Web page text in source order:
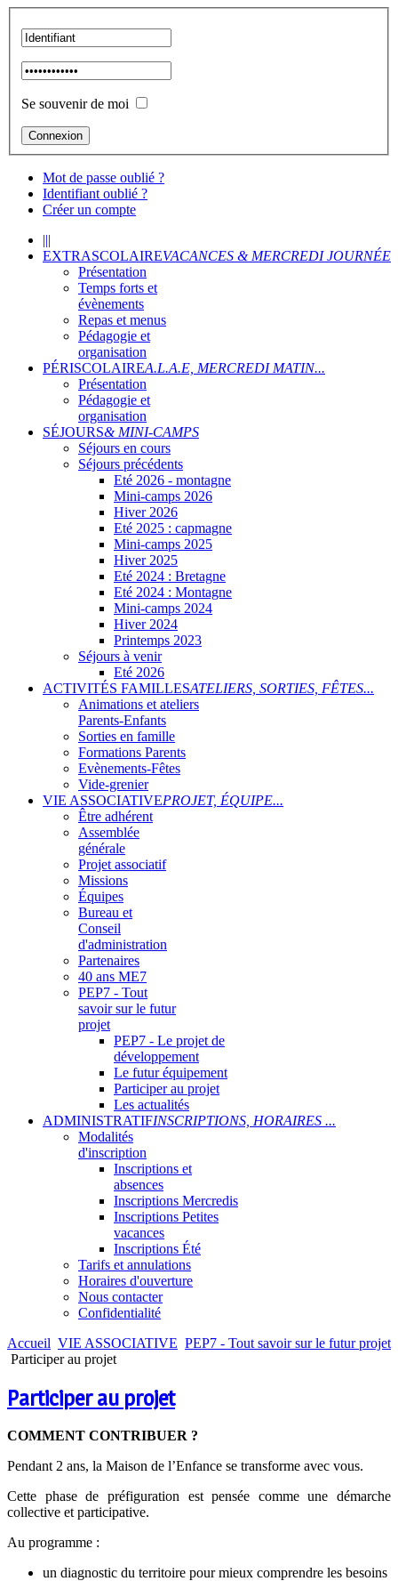
Se souvenir de moi
Mot de passe oublié ?
Identifiant oublié ?
Créer un compte
|||
EXTRASCOLAIREVACANCES & MERCREDI JOURNÉE
Présentation
Temps forts et
évènements
Repas et menus
Pédagogie et
organisation
PÉRISCOLAIREA.L.A.E, MERCREDI MATIN...
Présentation
Pédagogie et
organisation
SÉJOURS& MINI-CAMPS
Séjours en cours
Séjours précédents
Eté 2026 - montagne
Mini-camps 2026
Hiver 2026
Eté 2025 : capmagne
Mini-camps 2025
Hiver 2025
Eté 2024 : Bretagne
Eté 2024 : Montagne
Mini-camps 2024
Hiver 2024
Printemps 2023
Séjours à venir
Eté 2026
ACTIVITÉS FAMILLESATELIERS, SORTIES, FÊTES...
Animations et ateliers
Parents-Enfants
Sorties en famille
Formations Parents
Evènements-Fêtes
Vide-grenier
VIE ASSOCIATIVEPROJET, ÉQUIPE...
Être adhérent
Assemblée
générale
Projet associatif
Missions
Équipes
Bureau et
Conseil
d'administration
Partenaires
40 ans ME7
PEP7 - Tout
savoir sur le futur
projet
PEP7 - Le projet de
développement
Le futur équipement
Participer au projet
Les actualités
ADMINISTRATIFINSCRIPTIONS, HORAIRES ...
Modalités
d'inscription
Inscriptions et
absences
Inscriptions Mercredis
Inscriptions Petites
vacances
Inscriptions Été
Tarifs et annulations
Horaires d'ouverture
Nous contacter
Confidentialité
Accueil VIE ASSOCIATIVE PEP7 - Tout savoir sur le futur projet
Participer au projet
Participer au projet
COMMENT CONTRIBUER ?
Pendant 2 ans, la Maison de l’Enfance se transforme avec vous.
Cette phase de préfiguration est pensée comme une démarche
collective et participative.
Au programme :
un diagnostic du territoire pour mieux comprendre les besoins